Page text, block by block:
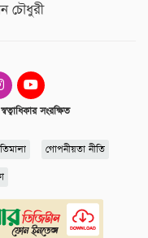
চৌধুরী
সংরক্ষিত
গোপনীয়তা নীতি